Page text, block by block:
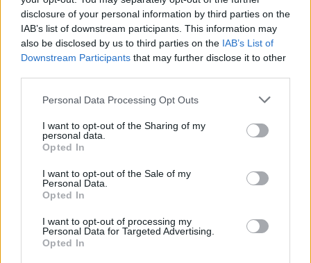
disclosure of your personal information by third parties on the
IAB’s list of downstream participants. This information may
also be disclosed by us to third parties on the IAB’s List of
Downstream Participants that may further disclose it to other
Personal Data Processing Opt Outs
I want to opt-out of the Sharing of my
personal data.
Opted In
I want to opt-out of the Sale of my
Personal Data.
Opted In
I want to opt-out of processing my
Personal Data for Targeted Advertising.
Opted In
δόσεις και «παράθυρο» σύνταξης